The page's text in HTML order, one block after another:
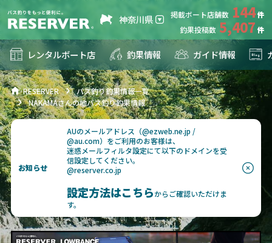
神奈川県 掲載ボート店舗数 144
釣果投稿数 5,407
レンタルボート店 釣果情報 ガイド情報
RESERVER
バス釣り釣果情報一覧
NAKAMAさんの地バス釣り釣果情報
お知らせ
AUのメールアドレス（@ezweb.ne.jp /
@au.com）をご利用のお客様は、
迷惑メールフィルタ設定にて以下のドメインを受
信設定してください。
@reserver.co.jp
設定方法はこちらからご確認いただけま
す。